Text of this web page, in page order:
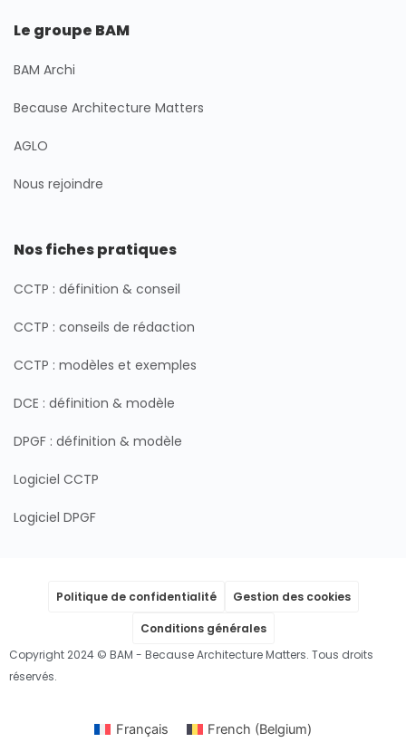
Le groupe BAM
BAM Archi
Because Architecture Matters
AGLO
Nous rejoindre
Nos fiches pratiques
CCTP : définition & conseil
CCTP : conseils de rédaction
CCTP : modèles et exemples
DCE : définition & modèle
DPGF : définition & modèle
Logiciel CCTP
Logiciel DPGF
Politique de confidentialité Gestion des cookies
Conditions générales
Copyright 2024 © BAM - Because Architecture Matters. Tous droits
réservés.
Français French (Belgium)